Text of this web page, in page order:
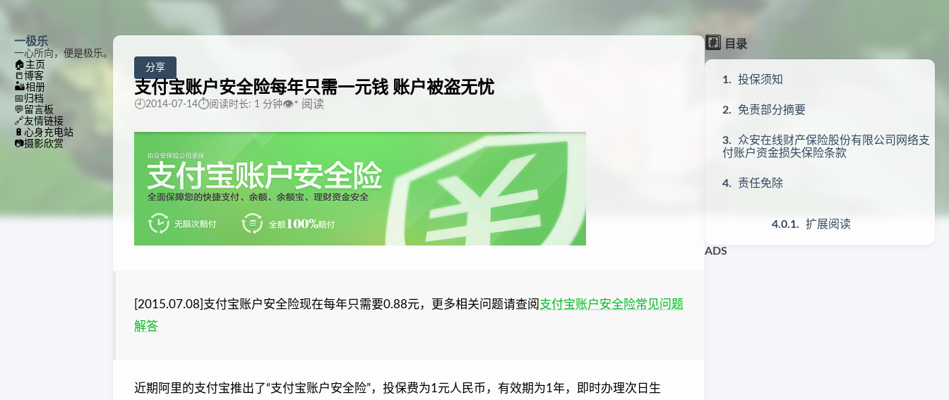
一极乐
一心所向，便是极乐。
🏠 主页
📒 博客
🏜️相册
📅 归档
💬留言板
🔗友情链接
🔋 心身充电站
📷摄影欣赏
#️⃣ 目录
投保须知
免责部分摘要
众安在线财产保险股份有限公司网络支
付账户资金损失保险条款
责任免除
扩展阅读
ADS
分享
支付宝账户安全险每年只需一元钱 账户被盗无忧
🕘2014-07-14⏱️阅读时长: 1 分钟👁️* 阅读
[2015.07.08]支付宝账户安全险现在每年只需要0.88元，更多相关问题请查阅 支付宝账户安全险常见问题
解答
近期阿里的支付宝推出了“支付宝账户安全险”，投保费为1元人民币，有效期为1年，即时办理次日生